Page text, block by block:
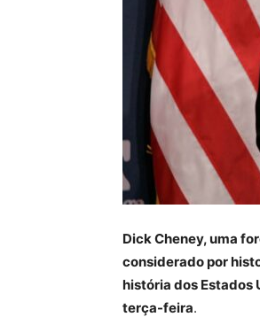
Dick Cheney, uma
considerado por
história dos Estados
terça-feira.